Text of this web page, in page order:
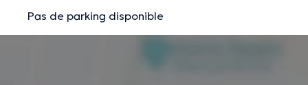
Pas de parking disponible